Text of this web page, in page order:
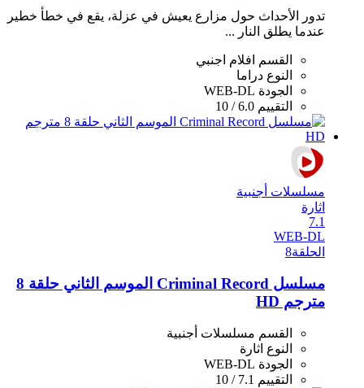
تدور الأحداث حول مزارع يعيش في عزلة، يقع في خطأ خطير
عندما يطلق النار ...
القسم
افلام اجنبي
النوع دراما
الجودة WEB-DL
التقييم 6.0 / 10
مسلسلات أجنبية
اثارة
7.1
WEB-DL
الحلقة8
مسلسل Criminal Record الموسم الثاني حلقة 8
مترجم HD
القسم مسلسلات أجنبية
النوع اثارة
الجودة WEB-DL
التقييم 7.1 / 10